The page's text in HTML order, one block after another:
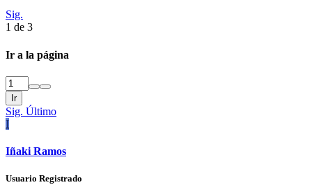
Sig.
1 de 3
Ir a la página
Ir
Sig. Último
I
Iñaki Ramos
Usuario Registrado